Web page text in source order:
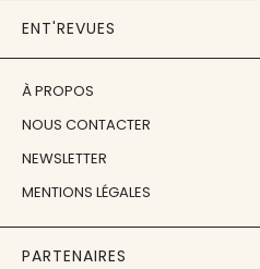
ENT'REVUES
À PROPOS
NOUS CONTACTER
NEWSLETTER
MENTIONS LÉGALES
PARTENAIRES